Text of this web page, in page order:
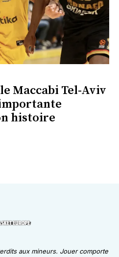
Maccabi Tel-Aviv
histoire
aux mineurs. Jouer comporte